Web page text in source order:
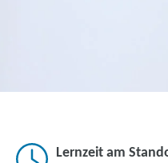
Lernzeit am